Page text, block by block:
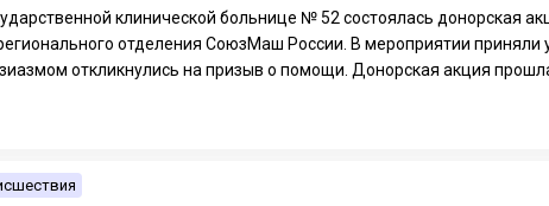
клинической больнице № 52 состоялась донорская
отделения СоюзМаш России. В мероприятии приняли
откликнулись на призыв о помощи. Донорская акция